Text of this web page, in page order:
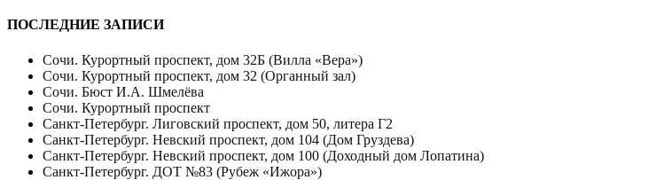
ПОСЛЕДНИЕ ЗАПИСИ
Сочи. Курортный проспект, дом 32Б (Вилла «Вера»)
Сочи. Курортный проспект, дом 32 (Органный зал)
Сочи. Бюст И.А. Шмелёва
Сочи. Курортный проспект
Санкт-Петербург. Лиговский проспект, дом 50, литера Г2
Санкт-Петербург. Невский проспект, дом 104 (Дом Груздева)
Санкт-Петербург. Невский проспект, дом 100 (Доходный дом Лопатина)
Санкт-Петербург. ДОТ №83 (Рубеж «Ижора»)